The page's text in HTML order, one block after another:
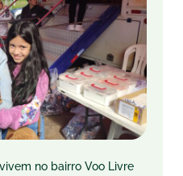
no bairro Voo Livre